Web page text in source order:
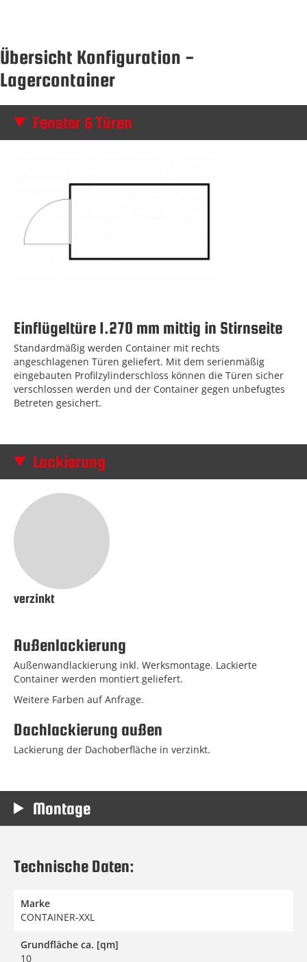
Übersicht Konfiguration -
Lagercontainer
Fenster & Türen
Einflügeltüre 1.270 mm mittig in Stirnseite
Standardmäßig werden Container mit rechts
angeschlagenen Türen geliefert. Mit dem serienmäßig
eingebauten Profilzylinderschloss können die Türen sicher
verschlossen werden und der Container gegen unbefugtes
Betreten gesichert.
Lackierung
verzinkt
Außenlackierung
Außenwandlackierung inkl. Werksmontage. Lackierte
Container werden montiert geliefert.
Weitere Farben auf Anfrage.
Dachlackierung außen
Lackierung der Dachoberfläche in verzinkt.
Montage
Technische Daten:
Marke
CONTAINER-XXL
Grundfläche ca. [qm]
10